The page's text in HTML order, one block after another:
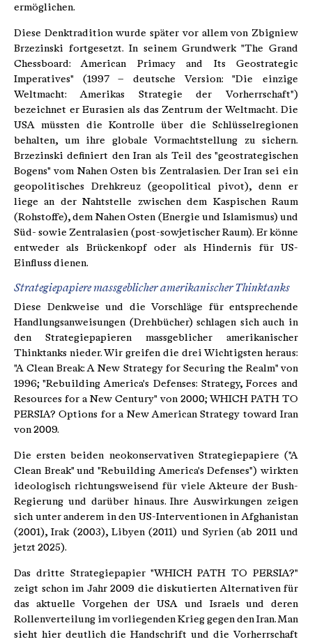
ermöglichen.
Diese Denktradition wurde später vor allem von Zbigniew
Brzezinski fortgesetzt. In seinem Grundwerk "The Grand
Chessboard: American Primacy and Its Geostrategic
Imperatives" (1997 – deutsche Version: "Die einzige
Weltmacht: Amerikas Strategie der Vorherrschaft")
bezeichnet er Eurasien als das Zentrum der Weltmacht. Die
USA müssten die Kontrolle über die Schlüsselregionen
behalten, um ihre globale Vormachtstellung zu sichern.
Brzezinski definiert den Iran als Teil des "geostrategischen
Bogens" vom Nahen Osten bis Zentralasien. Der Iran sei ein
geopolitisches Drehkreuz (geopolitical pivot), denn er
liege an der Nahtstelle zwischen dem Kaspischen Raum
(Rohstoffe), dem Nahen Osten (Energie und Islamismus) und
Süd- sowie Zentralasien (post-sowjetischer Raum). Er könne
entweder als Brückenkopf oder als Hindernis für US-
Einfluss dienen.
Strategiepapiere massgeblicher amerikanischer Thinktanks
Diese Denkweise und die Vorschläge für entsprechende
Handlungsanweisungen (Drehbücher) schlagen sich auch in
den Strategiepapieren massgeblicher amerikanischer
Thinktanks nieder. Wir greifen die drei Wichtigsten heraus:
"A Clean Break: A New Strategy for Securing the Realm" von
1996; "Rebuilding America's Defenses: Strategy, Forces and
Resources for a New Century" von 2000; WHICH PATH TO
PERSIA? Options for a New American Strategy toward Iran
von 2009.
Die ersten beiden neokonservativen Strategiepapiere ("A
Clean Break" und "Rebuilding America's Defenses") wirkten
ideologisch richtungsweisend für viele Akteure der Bush-
Regierung und darüber hinaus. Ihre Auswirkungen zeigen
sich unter anderem in den US-Interventionen in Afghanistan
(2001), Irak (2003), Libyen (2011) und Syrien (ab 2011 und
jetzt 2025).
Das dritte Strategiepapier "WHICH PATH TO PERSIA?"
zeigt schon im Jahr 2009 die diskutierten Alternativen für
das aktuelle Vorgehen der USA und Israels und deren
Rollenverteilung im vorliegenden Krieg gegen den Iran. Man
sieht hier deutlich die Handschrift und die Vorherrschaft